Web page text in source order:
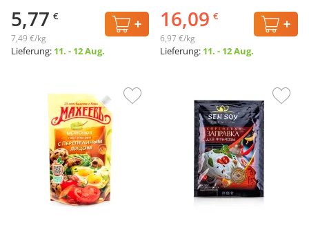
5,77 €
7,49 €/kg
Lieferung: 11. - 12 Aug.
16,09 €
6,97 €/kg
Lieferung: 11. - 12 Aug.